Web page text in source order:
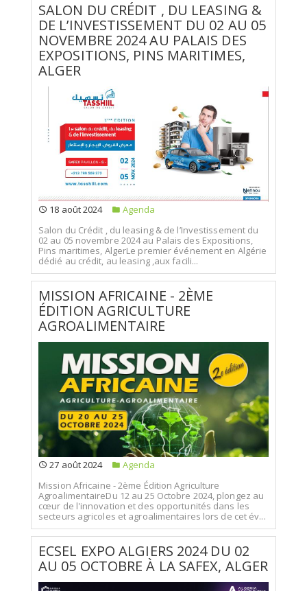
SALON DU CRÉDIT , DU LEASING &
DE L’INVESTISSEMENT DU 02 AU 05
NOVEMBRE 2024 AU PALAIS DES
EXPOSITIONS, PINS MARITIMES,
ALGER
18 août 2024
Agenda
Salon du Crédit , du leasing & de l’Investissement du
02 au 05 novembre 2024 au Palais des Expositions,
Pins maritimes, AlgerLe premier événement en Algérie
dédié au crédit, au leasing ,aux facili...
MISSION AFRICAINE - 2ÈME
ÉDITION AGRICULTURE
AGROALIMENTAIRE
27 août 2024
Agenda
Mission Africaine - 2ème Édition Agriculture
AgroalimentaireDu 12 au 25 Octobre 2024, plongez au
cœur de l'innovation et des opportunités dans les
secteurs agricoles et agroalimentaires lors de cet év...
ECSEL EXPO ALGIERS 2024 DU 02
AU 05 OCTOBRE À LA SAFEX, ALGER